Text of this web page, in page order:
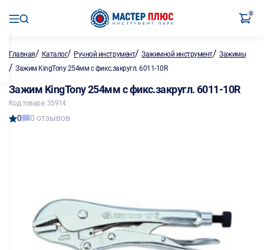
0
Главная/ Каталог/ Ручной инструмент/Зажимной инструмент/Зажимы
/ Зажим KingTony 254мм с фикс.закругл. 6011-10R
Зажим KingTony 254мм с фикс.закругл. 6011-10R
Код товара: 35914
0 0 отзывов